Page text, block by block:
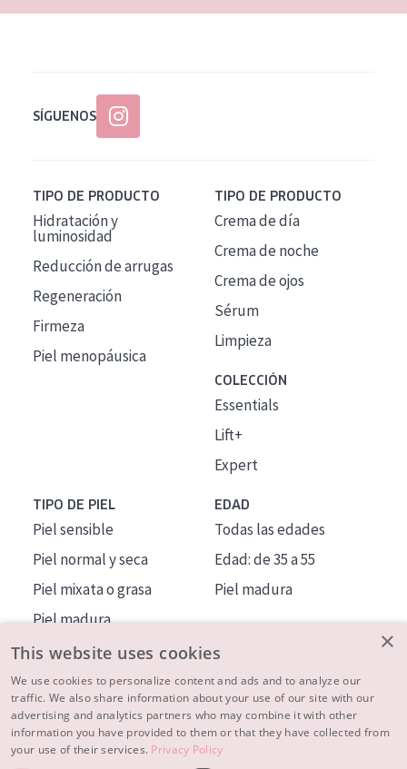
Todas las edades
SÍGUENOS
TIPO DE PRODUCTO
Hidratación y
luminosidad
Reducción de arrugas
Regeneración
Firmeza
Piel menopáusica
TIPO DE PRODUCTO
Crema de día
Crema de noche
Crema de ojos
Sérum
Limpieza
COLECCIÓN
Essentials
Lift+
Expert
TIPO DE PIEL
Piel sensible
Piel normal y seca
Piel mixata o grasa
Piel madura
Piel expuesta al sol
Piel menopáusica
EDAD
Todas las edades
Edad: de 35 a 55
Piel madura
MÁS SOBRE NOSOTROS
INSPIRACIÓN
×
This website uses cookies
We use cookies to personalize content and ads and to analyze our
traffic. We also share information about your use of our site with our
advertising and analytics partners who may combine it with other
information you have provided to them or that they have collected from
your use of their services. Privacy Policy